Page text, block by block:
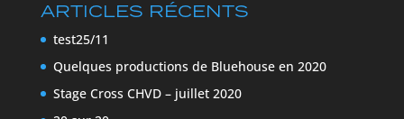
ARTICLES RÉCENTS
test25/11
Quelques productions de Bluehouse en 2020
Stage Cross CHVD – juillet 2020